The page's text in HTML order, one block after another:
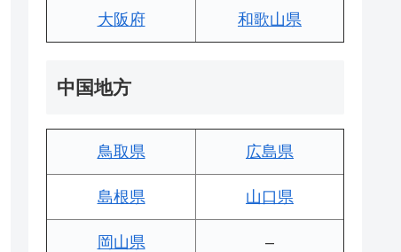
大阪府 和歌山県
中国地方
鳥取県 広島県
島根県 山口県
岡山県 –